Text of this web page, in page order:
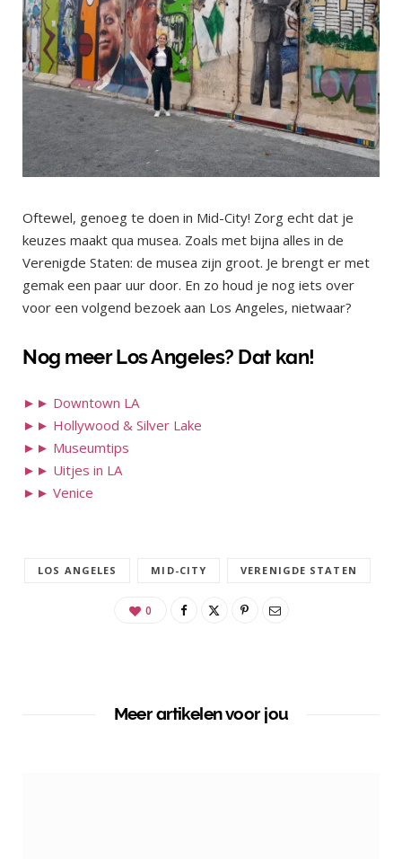
Oftewel, genoeg te doen in Mid-City! Zorg echt dat je
keuzes maakt qua musea. Zoals met bijna alles in de
Verenigde Staten: de musea zijn groot. Je brengt er met
gemak een paar uur door. En zo houd je nog iets over
voor een volgend bezoek aan Los Angeles, nietwaar?
Nog meer Los Angeles? Dat kan!
►► Downtown LA
►► Hollywood & Silver Lake
►► Museumtips
►► Uitjes in LA
►► Venice
LOS ANGELES MID-CITY VERENIGDE STATEN
0
Meer artikelen voor jou